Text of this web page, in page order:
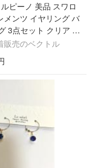
ピーノ 美品 スワロ
メンツ イヤリング バ
3点セット クリア k3
ス
販売のベクトル